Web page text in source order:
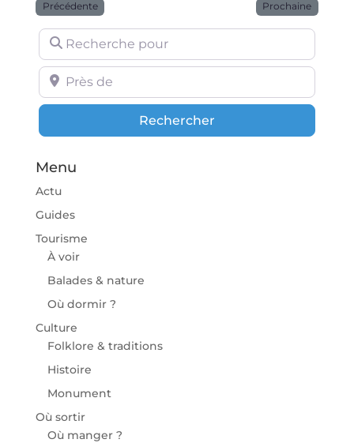
Précédente Prochaine
Recherche pour
Près de
RechercherRechercher
Menu
Actu
Guides
Tourisme
À voir
Balades & nature
Où dormir ?
Culture
Folklore & traditions
Histoire
Monument
Où sortir
Où manger ?